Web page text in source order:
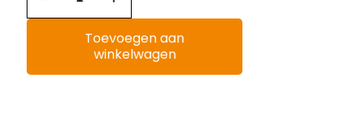
Toevoegen aan
winkelwagen